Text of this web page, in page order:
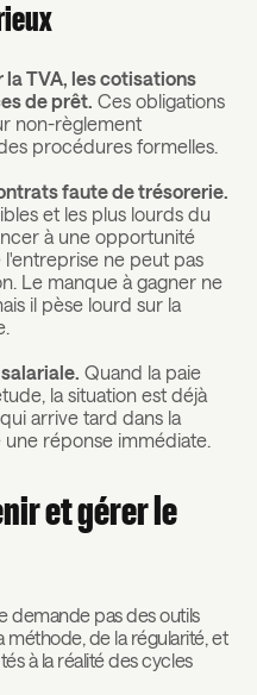
TVA, les cotisations
de prêt. Ces obligations
non-règlement
procédures formelles.
faute de trésorerie.
et les plus lourds du
à une opportunité
ne peut pas
Le manque à gagner ne
il pèse lourd sur la
Quand la paie
la situation est déjà
arrive tard dans la
réponse immédiate.
et gérer le
demande pas des outils
de la régularité, et
à la réalité des cycles